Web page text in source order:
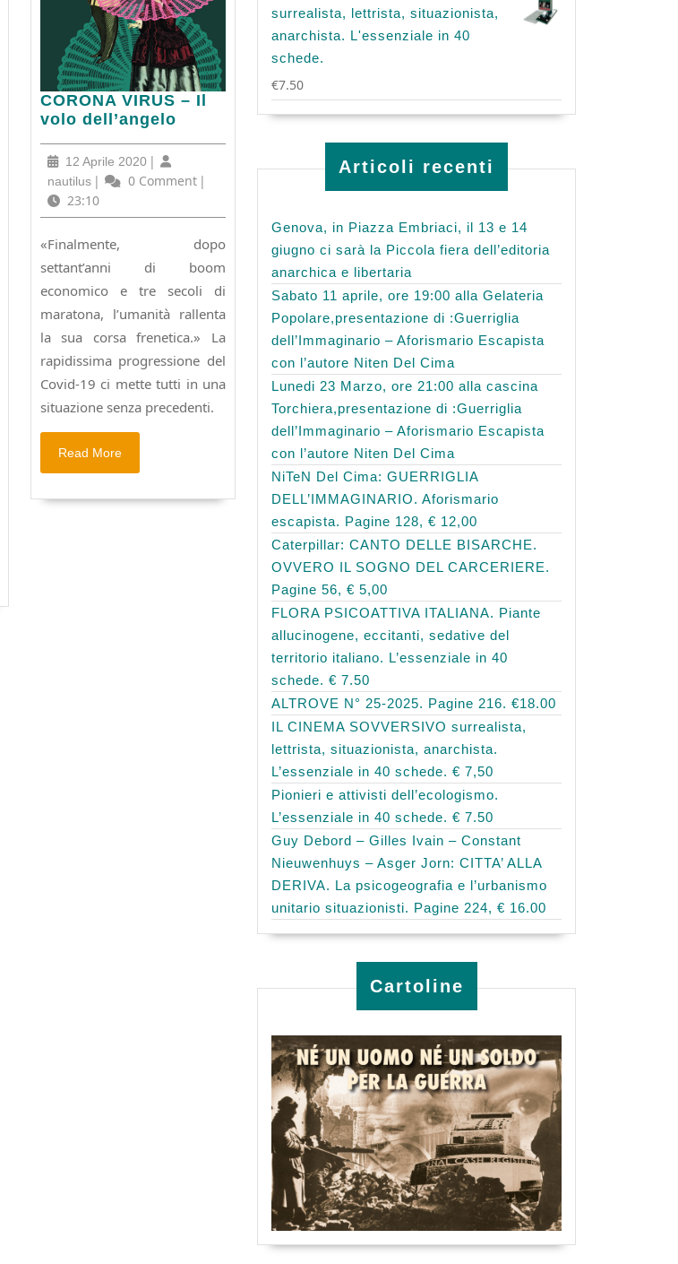
CORONA VIRUS – Il
volo dell’angelo
CORONA
VIRUS
Il
volo
dell’angelo
12 Aprile 202012
Aprile
|
nautilusnautilus
| 0 Comment |
23:10
«Finalmente, dopo
settant’anni di boom
economico e tre secoli di
maratona, l’umanità rallenta
la sua corsa frenetica.» La
rapidissima progressione del
Covid-19 ci mette tutti in una
situazione senza precedenti.
Read MoreRead
surrealista, lettrista, situazionista,
anarchista. L'essenziale in 40
schede.
€7.50
Articoli recenti
Genova, in Piazza Embriaci, il 13 e 14
giugno ci sarà la Piccola fiera dell’editoria
anarchica e libertaria
Sabato 11 aprile, ore 19:00 alla Gelateria
Popolare,presentazione di :Guerriglia
dell’Immaginario – Aforismario Escapista
con l’autore Niten Del Cima
Lunedi 23 Marzo, ore 21:00 alla cascina
Torchiera,presentazione di :Guerriglia
dell’Immaginario – Aforismario Escapista
con l’autore Niten Del Cima
NiTeN Del Cima: GUERRIGLIA
DELL’IMMAGINARIO. Aforismario
escapista. Pagine 128, € 12,00
Caterpillar: CANTO DELLE BISARCHE.
OVVERO IL SOGNO DEL CARCERIERE.
Pagine 56, € 5,00
FLORA PSICOATTIVA ITALIANA. Piante
allucinogene, eccitanti, sedative del
territorio italiano. L’essenziale in 40
schede. € 7.50
ALTROVE N° 25-2025. Pagine 216. €18.00
IL CINEMA SOVVERSIVO surrealista,
lettrista, situazionista, anarchista.
L’essenziale in 40 schede. € 7,50
Pionieri e attivisti dell’ecologismo.
L’essenziale in 40 schede. € 7.50
Guy Debord – Gilles Ivain – Constant
Nieuwenhuys – Asger Jorn: CITTA’ ALLA
DERIVA. La psicogeografia e l’urbanismo
unitario situazionisti. Pagine 224, € 16.00
Cartoline